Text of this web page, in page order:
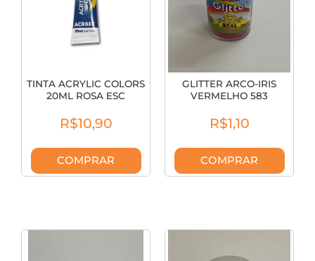
TINTA ACRYLIC COLORS
20ML ROSA ESC
R$10,90
COMPRAR
GLITTER ARCO-IRIS
VERMELHO 583
R$1,10
COMPRAR